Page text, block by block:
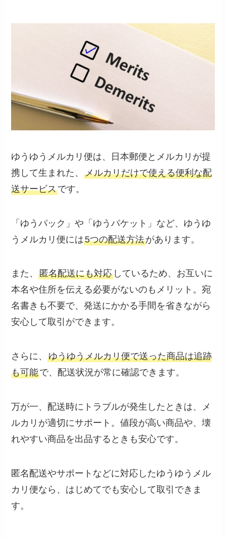
ゆうゆうメルカリ便は、日本郵便とメルカリが提
携して生まれた、メルカリだけで使える便利な配
送サービスです。
「ゆうパック」や「ゆうパケット」など、ゆうゆ
うメルカリ便には5つの配送方法があります。
また、匿名配送にも対応 しているため、お互いに
本名や住所を伝える必要がないのもメリット。宛
名書きも不要で、発送にかかる手間を省きながら
安心して取引ができます。
さらに、ゆうゆうメルカリ便で送った商品は追跡
も可能で、配送状況が常に確認できます。
万が一、配送時にトラブルが発生したときは、メ
ルカリが適切にサポート。値段が高い商品や、壊
れやすい商品を出品するときも安心です。
匿名配送やサポートなどに対応したゆうゆうメル
カリ便なら、はじめてでも安心して取引できま
す。